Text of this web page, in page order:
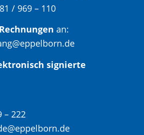
/ 969 – 110
an:
signierte
– 222